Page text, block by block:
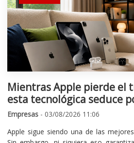
Mientras Apple pierde el
esta tecnológica seduce
Empresas - 03/08/2026 11:06
Apple sigue siendo una de las